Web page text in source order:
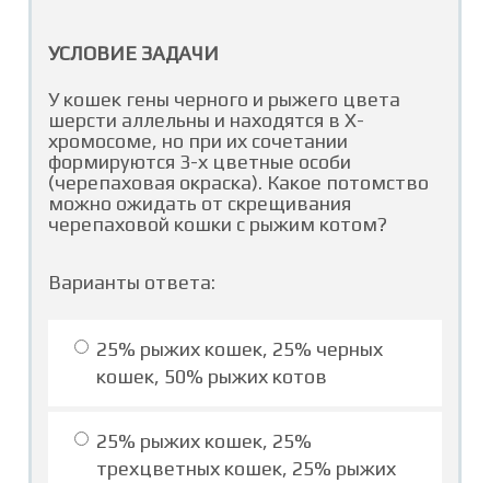
УСЛОВИЕ ЗАДАЧИ
У кошек гены черного и рыжего цвета
шерсти аллельны и находятся в Х-
хромосоме, но при их сочетании
формируются 3-х цветные особи
(черепаховая окраска). Какое потомство
можно ожидать от скрещивания
черепаховой кошки с рыжим котом?
Варианты ответа:
25% рыжих кошек, 25% черных
кошек, 50% рыжих котов
25% рыжих кошек, 25%
трехцветных кошек, 25% рыжих